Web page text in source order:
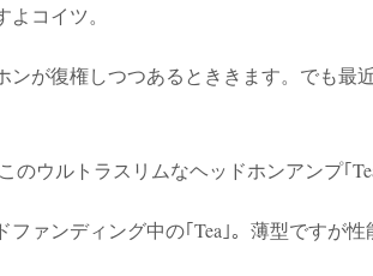
コイツ。
ンが復権しつつあるとききます。でも最
のウルトラスリムなヘッドホンアンプ｢
ファンディング中の｢Tea｣。薄型ですが性